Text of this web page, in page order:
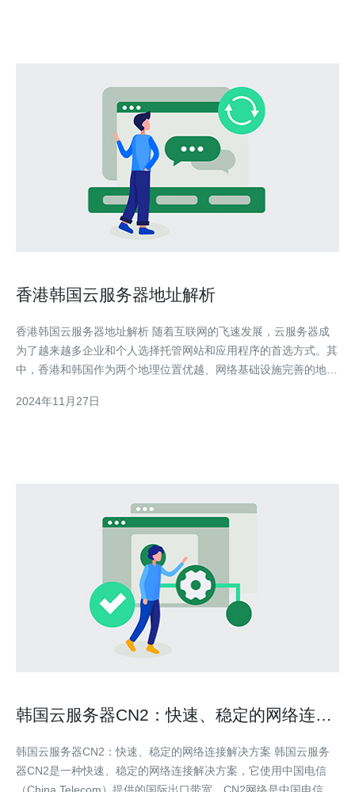
香港韩国云服务器地址解析
香港韩国云服务器地址解析 随着互联网的飞速发展，云服务器成
为了越来越多企业和个人选择托管网站和应用程序的首选方式。其
中，香港和韩国作为两个地理位置优越、网络基础设施完善的地
服务器的地址。 首先，我们来看看香港云服务器的地址解析。在
2024年11月27日
韩国云服务器CN2：快速、稳定的网络连接
韩国云服务器CN2：快速、稳定的网络连接解决方案 韩国云服务
器CN2是一种快速、稳定的网络连接解决方案，它使用中国电信